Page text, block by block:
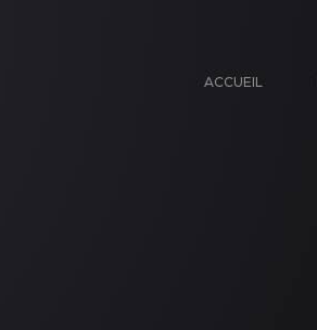
ACCUEIL